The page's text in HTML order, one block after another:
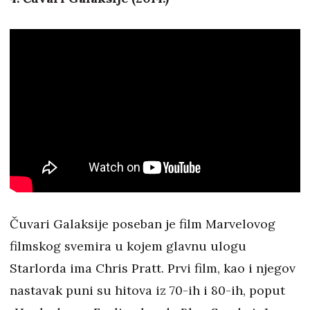
Čuvari Galaksije poseban je film Marvelovog
filmskog svemira u kojem glavnu ulogu
Starlorda ima Chris Pratt. Prvi film, kao i njegov
nastavak puni su hitova iz 70-ih i 80-ih, poput